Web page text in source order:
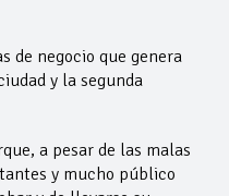
de negocio que genera
y la segunda
a pesar de las malas
y mucho público